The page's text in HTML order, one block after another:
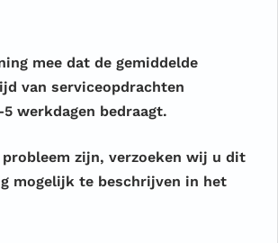
mee dat de gemiddelde
van serviceopdrachten
werkdagen bedraagt.
probleem zijn, verzoeken wij u dit
mogelijk te beschrijven in het